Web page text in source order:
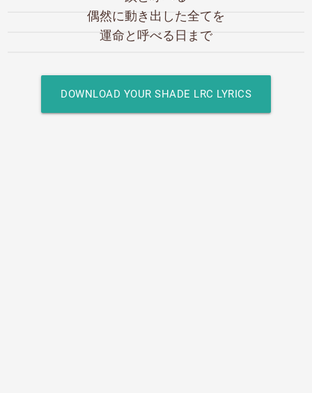
偶然に動き出した全てを
運命と呼べる日まで
DOWNLOAD YOUR SHADE LRC LYRICS